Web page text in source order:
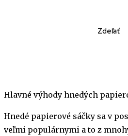
Zdeľať
Hlavné výhody hnedých
Hnedé papierové sáčky sa v
veľmi populárnymi a to z